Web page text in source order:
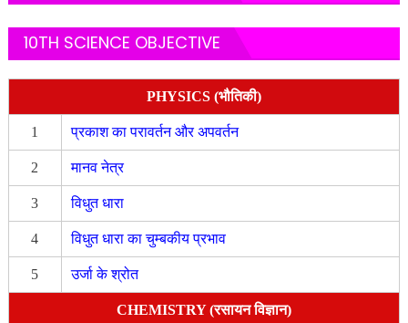
10TH SCIENCE OBJECTIVE
PHYSICS (भौतिकी)
1 प्रकाश का परावर्तन और अपवर्तन
2 मानव नेत्र
3 विधुत धारा
4 विधुत धारा का चुम्बकीय प्रभाव
5 उर्जा के श्रोत
CHEMISTRY (रसायन विज्ञान)